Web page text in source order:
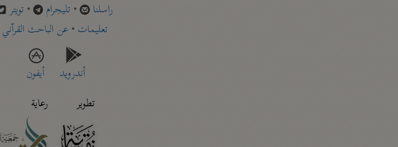
راسلنا • تليجرام • تويتر
تعليمات• عن الباحث القرآني
أندرويد
أيفون
تطوير
رعاية